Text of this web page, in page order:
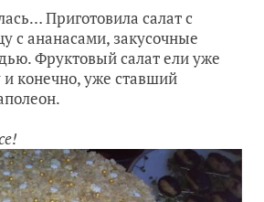
Приготовила салат с
с ананасами, закусочные
Фруктовый салат ели уже
конечно, уже ставший